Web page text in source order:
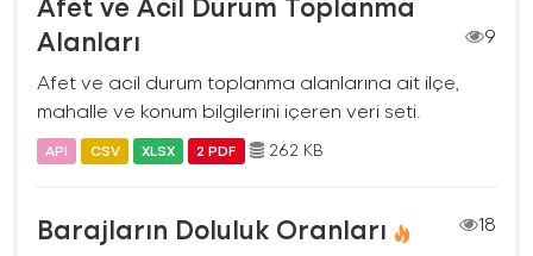
Alanları
9
Afet ve acil durum toplanma alanlarına ait ilçe,
mahalle ve konum bilgilerini içeren veri seti.
API CSV XLSX 2 PDF 262 KB
Barajların Doluluk Oranları
18